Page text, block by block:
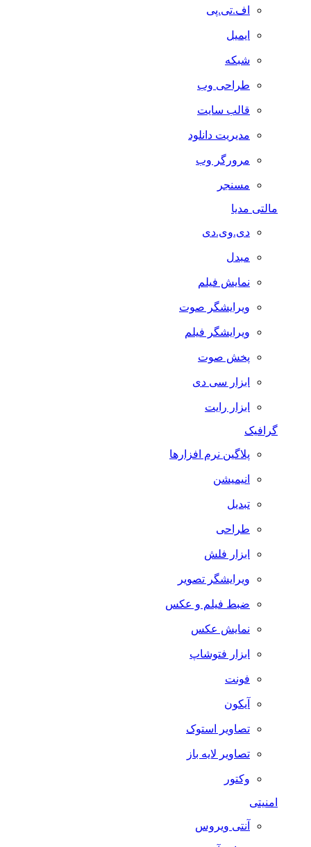
اف.تی.پی
ایمیل
شبکه
طراحی وب
قالب سایت
مدیریت دانلود
مرورگر وب
مسنجر
مالتی مدیا
دی.وی.دی
مبدل
نمایش فیلم
ویرایشگر صوت
ویرایشگر فیلم
پخش صوت
ابزار سی دی
ابزار رایت
گرافیک
پلاگین نرم افزارها
انیمیشن
تبدیل
طراحی
ابزار فلش
ویرایشگر تصویر
ضبط فيلم و عكس
نمایش عکس
ابزار فتوشاپ
فونت
آیکون
تصاویر استوک
تصاویر لایه باز
وکتور
آنتی ویروس